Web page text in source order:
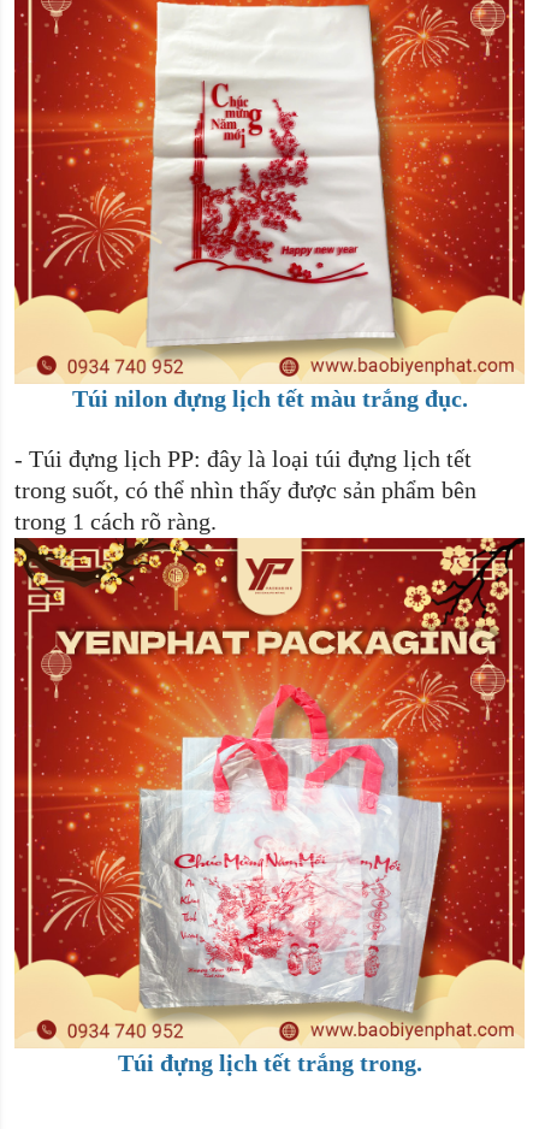
Túi nilon đựng lịch tết màu trắng đục.
- Túi đựng lịch PP: đây là loại túi đựng lịch tết
trong suốt, có thể nhìn thấy được sản phẩm bên
trong 1 cách rõ ràng.
Túi đựng lịch tết trắng trong.